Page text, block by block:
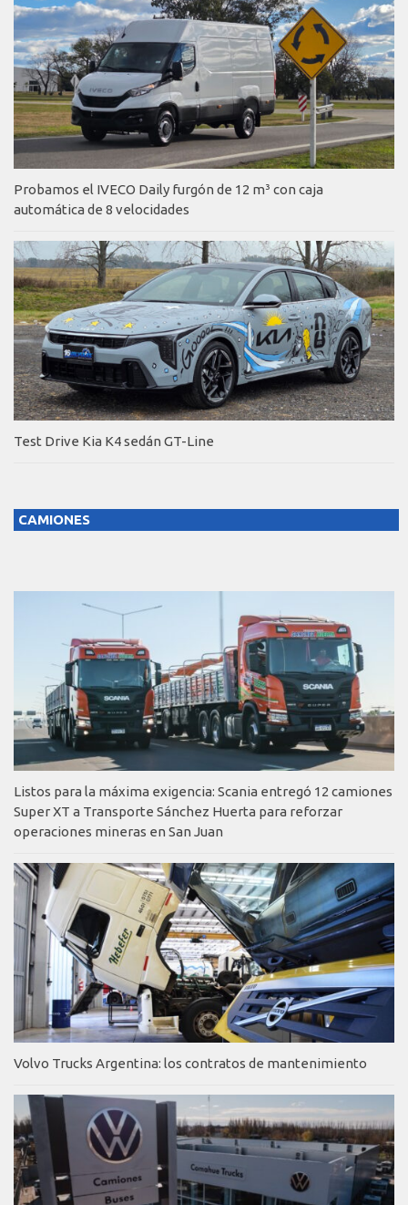
Probamos el IVECO Daily furgón de 12 m³ con caja
automática de 8 velocidades
Test Drive Kia K4 sedán GT-Line
CAMIONES
Listos para la máxima exigencia: Scania entregó 12 camiones
Super XT a Transporte Sánchez Huerta para reforzar
operaciones mineras en San Juan
Volvo Trucks Argentina: los contratos de mantenimiento